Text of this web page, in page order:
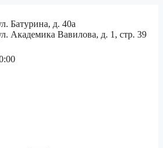
Батурина, д. 40а
Академика Вавилова, д. 1, стр. 39